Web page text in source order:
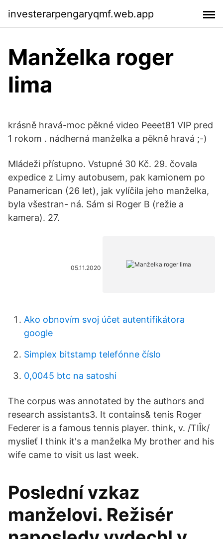
investerarpengaryqmf.web.app
Manželka roger
lima
krásně hravá-moc pěkné video Peeet81 VIP pred
1 rokom . nádherná manželka a pěkně hravá ;-)
Mládeži přístupno. Vstupné 30 Kč. 29. čovala
expedice z Limy autobusem, pak kamionem po
Panamerican (26 let), jak vylíčila jeho manželka,
byla všestran- ná. Sám si Roger B (režie a
kamera). 27.
05.11.2020
Ako obnovím svoj účet autentifikátora
google
Simplex bitstamp telefónne číslo
0,0045 btc na satoshi
The corpus was annotated by the authors and
research assistants3. It contains& tenis Roger
Federer is a famous tennis player. think, v. /TIÎk/
myslieť I think it's a manželka My brother and his
wife came to visit us last week.
Poslední vzkaz
manželovi. Režisér